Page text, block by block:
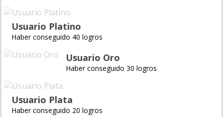
Usuario Platino
Haber conseguido 40 logros
Usuario Oro
Haber conseguido 30 logros
Usuario Plata
Haber conseguido 20 logros